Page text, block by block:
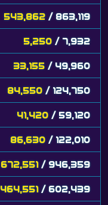
543,862 / 863,119
5,250 / 7,932
33,155 / 49,960
84,550 / 124,750
41,420 / 59,120
86,630 / 122,010
672,551 / 946,359
464,551 / 602,439